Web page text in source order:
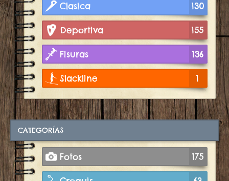
Clasica 130
Deportiva 155
Fisuras 136
Slackline 1
CATEGORÍAS
Fotos 175